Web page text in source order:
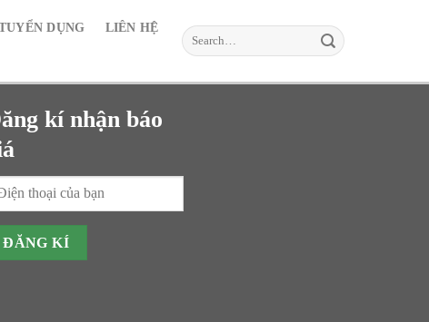
DỤNG LIÊN HỆ
Search
for:
kí nhận báo